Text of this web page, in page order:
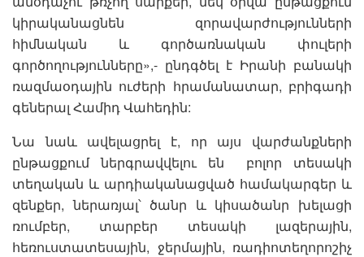
կիրականացնեն զորավարժությունների
հիմնական և գործառնական փուլերի
գործողությունները»,- ընդգծել է Իրանի բանակի
ռազմաօդային ուժերի հրամանատար, բրիգադի
գեներալ Համիդ Վահեդին:
Նա նաև ավելացրել է, որ այս վարժանքների
ընթացքում ներգրավվելու են բոլոր տեսակի
տեղական և արդիականացված համակարգեր և
զենքեր, ներառյալ՝ ծանր և կիսածանր խելացի
ռումբեր, տարբեր տեսակի լազերային,
հեռուստատեսային, ջերմային, ռադիոտեղորոշիչ